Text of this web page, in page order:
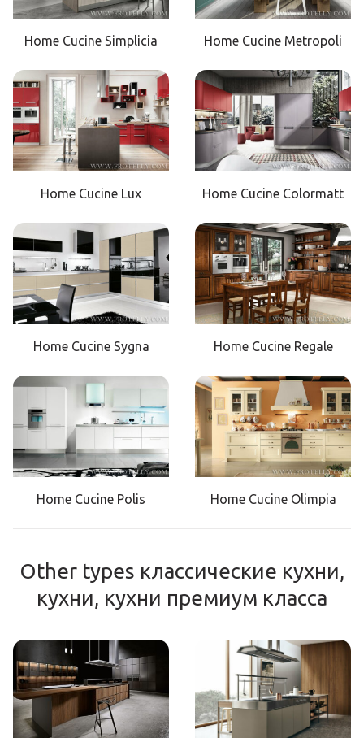
Home Cucine Simplicia Home Cucine Metropoli
Home Cucine Lux Home Cucine Colormatt
Home Cucine Sygna Home Cucine Regale
Home Cucine Polis Home Cucine Olimpia
Other types классические кухни,
кухни, кухни премиум класса